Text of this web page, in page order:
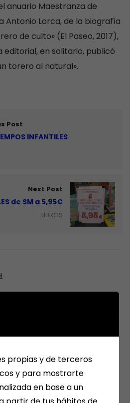
anuario Maestranza de
Antonio Lorca, de la biografía
de culto» (El Paseo, 2017),
editorial, en solitario, publicó
torero al natural».
Post
INFANTILES
Next Post
de SM a 5,95€
LIBROS
Y AFINES
propias y de terceros
y para mostrarte
en base a un